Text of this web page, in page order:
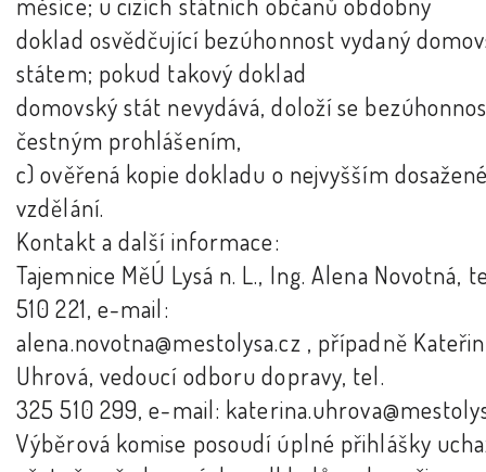
doklad osvědčující bezúhonnost vydaný
státem; pokud takový doklad
domovský stát nevydává, doloží se
čestným prohlášením,
c) ověřená kopie dokladu o nejvyšším
vzdělání.
Kontakt a další informace:
Tajemnice MěÚ Lysá n. L., Ing. Alena Novotná,
510 221, e-mail:
alena.novotna@mestolysa.cz , případně
Uhrová, vedoucí odboru dopravy, tel.
325 510 299, e-mail:
Výběrová komise posoudí úplné přihlášky